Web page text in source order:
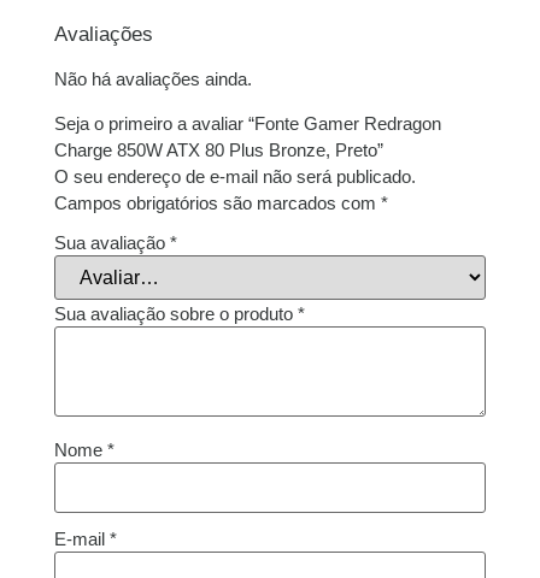
Avaliações
Não há avaliações ainda.
Seja o primeiro a avaliar “Fonte Gamer Redragon
Charge 850W ATX 80 Plus Bronze, Preto”
O seu endereço de e-mail não será publicado.
Campos obrigatórios são marcados com *
Sua avaliação *
Sua avaliação sobre o produto *
Nome *
E-mail *